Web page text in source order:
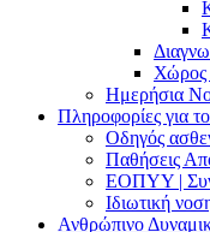
Χώρος
Ημερήσια
Πληροφορίες για
Οδηγός
Παθήσεις
ΕΟΠΥΥ |
Ιδιωτική
Ανθρώπινο